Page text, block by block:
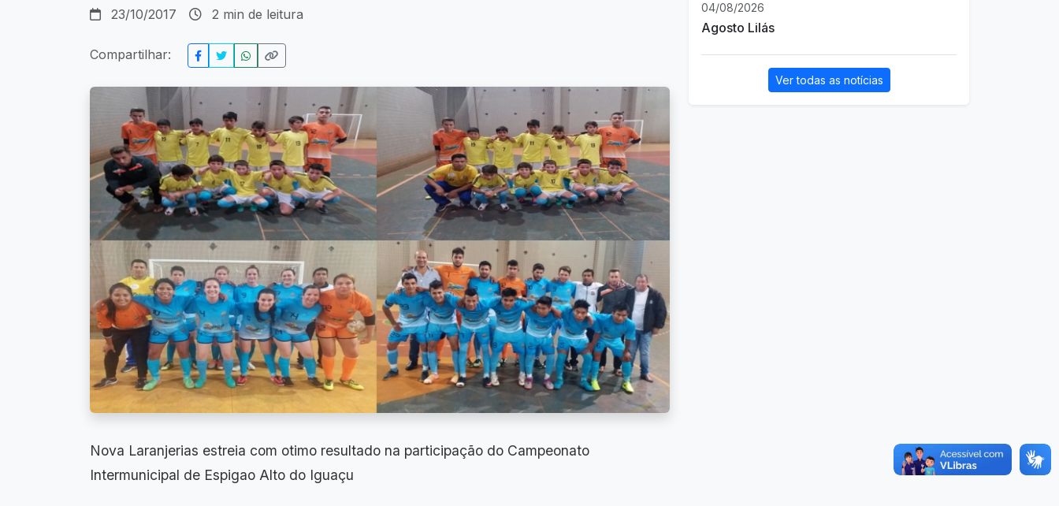
23/10/2017 2 min de leitura
Compartilhar:
Nova Laranjerias estreia com otimo resultado na participação do Campeonato
Intermunicipal de Espigao Alto do Iguaçu
04/08/2026
Agosto Lilás
Ver todas as notícias